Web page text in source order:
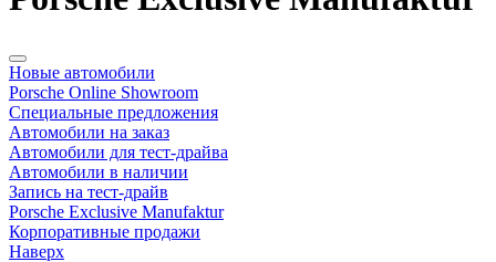
Новые автомобили
Porsche Online Showroom
Специальные предложения
Автомобили на заказ
Автомобили для тест-драйва
Автомобили в наличии
Запись на тест-драйв
Porsche Exclusive Manufaktur
Корпоративные продажи
Наверх